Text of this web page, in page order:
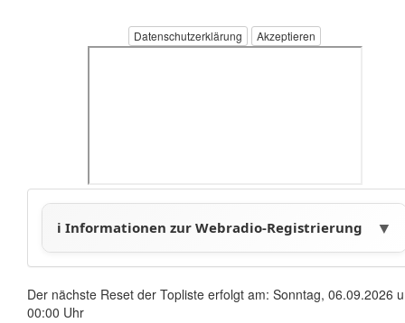
Datenschutzerklärung
Der nächste Reset der Topliste erfolgt am: Sonntag, 06.09.2026
00:00 Uhr